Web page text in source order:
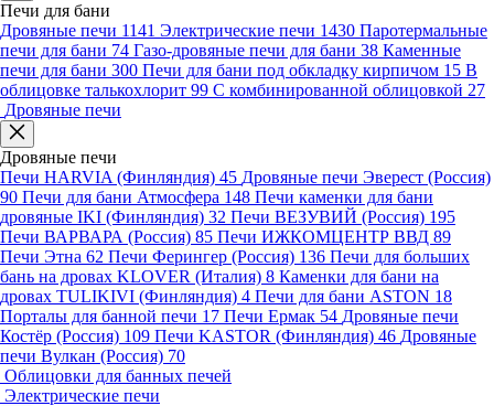
Печи для бани
Дровяные печи 1141 Электрические печи 1430 Паротермальные
печи для бани 74 Газо-дровяные печи для бани 38 Каменные
печи для бани 300 Печи для бани под обкладку кирпичом 15 В
облицовке талькохлорит 99 С комбинированной облицовкой 27
Дровяные печи
Дровяные печи
Печи HARVIA (Финляндия) 45 Дровяные печи Эверест (Россия)
90 Печи для бани Атмосфера 148 Печи каменки для бани
дровяные IKI (Финляндия) 32 Печи ВЕЗУВИЙ (Россия) 195
Печи ВАРВАРА (Россия) 85 Печи ИЖКОМЦЕНТР ВВД 89
Печи Этна 62 Печи Ферингер (Россия) 136 Печи для больших
бань на дровах KLOVER (Италия) 8 Каменки для бани на
дровах TULIKIVI (Финляндия) 4 Печи для бани ASTON 18
Порталы для банной печи 17 Печи Ермак 54 Дровяные печи
Костёр (Россия) 109 Печи KASTOR (Финляндия) 46 Дровяные
печи Вулкан (Россия) 70
Облицовки для банных печей
Электрические печи